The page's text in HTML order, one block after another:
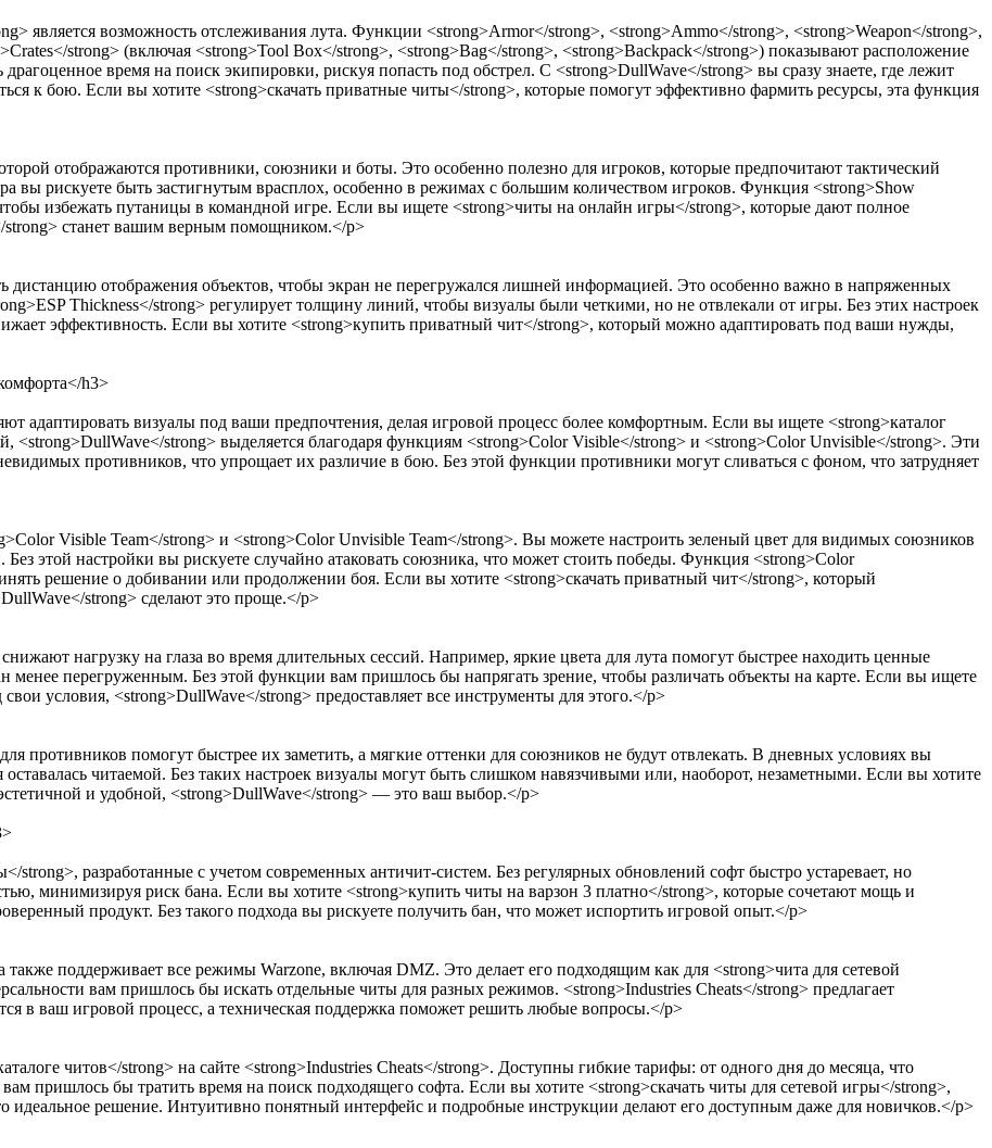
является возможность отслеживания лута. Функции <strong>Armor</strong>, <strong>Ammo</strong>, <strong>Weapon</strong>,
strong> (включая <strong>Tool Box</strong>, <strong>Bag</strong>, <strong>Backpack</strong>) показывают расположение
время на поиск экипировки, рискуя попасть под обстрел. С <strong>DullWave</strong> вы сразу знаете, где лежит
к бою. Если вы хотите <strong>скачать приватные читы</strong>, которые помогут эффективно фармить ресурсы, эта функция
отображаются противники, союзники и боты. Это особенно полезно для игроков, которые предпочитают тактический
вы рискуете быть застигнутым врасплох, особенно в режимах с большим количеством игроков. Функция <strong>Show
избежать путаницы в командной игре. Если вы ищете <strong>читы на онлайн игры</strong>, которые дают полное
strong> станет вашим верным помощником.</p>
дистанцию отображения объектов, чтобы экран не перегружался лишней информацией. Это особенно важно в напряженных
Thickness</strong> регулирует толщину линий, чтобы визуалы были четкими, но не отвлекали от игры. Без этих настроек
эффективность. Если вы хотите <strong>купить приватный чит</strong>, который можно адаптировать под ваши нужды,
h3>
адаптировать визуалы под ваши предпочтения, делая игровой процесс более комфортным. Если вы ищете <strong>каталог
<strong>DullWave</strong> выделяется благодаря функциям <strong>Color Visible</strong> и <strong>Color Unvisible</strong>. Эти
противников, что упрощает их различие в бою. Без этой функции противники могут сливаться с фоном, что затрудняет
Visible Team</strong> и <strong>Color Unvisible Team</strong>. Вы можете настроить зеленый цвет для видимых союзников
этой настройки вы рискуете случайно атаковать союзника, что может стоить победы. Функция <strong>Color
решение о добивании или продолжении боя. Если вы хотите <strong>скачать приватный чит</strong>, который
strong> сделают это проще.</p>
нагрузку на глаза во время длительных сессий. Например, яркие цвета для лута помогут быстрее находить ценные
перегруженным. Без этой функции вам пришлось бы напрягать зрение, чтобы различать объекты на карте. Если вы ищете
условия, <strong>DullWave</strong> предоставляет все инструменты для этого.</p>
противников помогут быстрее их заметить, а мягкие оттенки для союзников не будут отвлекать. В дневных условиях вы
читаемой. Без таких настроек визуалы могут быть слишком навязчивыми или, наоборот, незаметными. Если вы хотите
и удобной, <strong>DullWave</strong> — это ваш выбор.</p>
разработанные с учетом современных античит-систем. Без регулярных обновлений софт быстро устаревает, но
минимизируя риск бана. Если вы хотите <strong>купить читы на варзон 3 платно</strong>, которые сочетают мощь и
продукт. Без такого подхода вы рискуете получить бан, что может испортить игровой опыт.</p>
поддерживает все режимы Warzone, включая DMZ. Это делает его подходящим как для <strong>чита для сетевой
вам пришлось бы искать отдельные читы для разных режимов. <strong>Industries Cheats</strong> предлагает
в ваш игровой процесс, а техническая поддержка поможет решить любые вопросы.</p>
читов</strong> на сайте <strong>Industries Cheats</strong>. Доступны гибкие тарифы: от одного дня до месяца, что
пришлось бы тратить время на поиск подходящего софта. Если вы хотите <strong>скачать читы для сетевой игры</strong>,
идеальное решение. Интуитивно понятный интерфейс и подробные инструкции делают его доступным даже для новичков.</p>